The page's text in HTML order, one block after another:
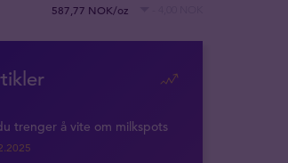
587,77 NOK/oz
trenger å vite om milkspots